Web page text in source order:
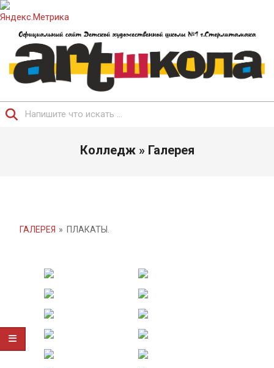
к
содержимому
ОФИЦИАЛЬНЫЙ
САЙТ
ДЕТСКОЙ
ХУДОЖЕСТВЕННОЙ
Колледж » Галерея
ГАЛЕРЕЯ » ПЛАКАТЫ.